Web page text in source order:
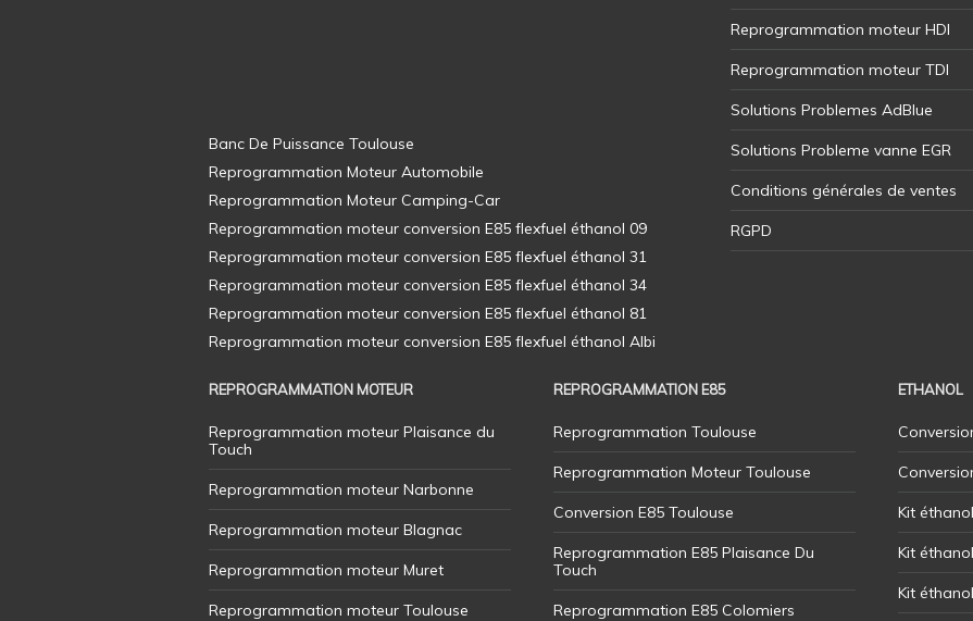
Reprogrammation moteur HDI
Reprogrammation moteur TDI
Solutions Problemes AdBlue
Solutions Probleme vanne EGR
Conditions générales de ventes
RGPD
REPROGRAMMATION MOTEUR
Reprogrammation moteur Plaisance du
Touch
Reprogrammation moteur Narbonne
Reprogrammation moteur Blagnac
Reprogrammation moteur Muret
Reprogrammation moteur Toulouse
REPROGRAMMATION E85
Reprogrammation Toulouse
Reprogrammation Moteur Toulouse
Conversion E85 Toulouse
Reprogrammation E85 Plaisance Du
Touch
Reprogrammation E85 Colomiers
ETHANOL
Kit
Kit
Kit
Banc De Puissance Toulouse
Reprogrammation Moteur Automobile
Reprogrammation Moteur Camping-Car
Reprogrammation moteur conversion E85 flexfuel éthanol 09
Reprogrammation moteur conversion E85 flexfuel éthanol 31
Reprogrammation moteur conversion E85 flexfuel éthanol 34
Reprogrammation moteur conversion E85 flexfuel éthanol 81
Reprogrammation moteur conversion E85 flexfuel éthanol Albi